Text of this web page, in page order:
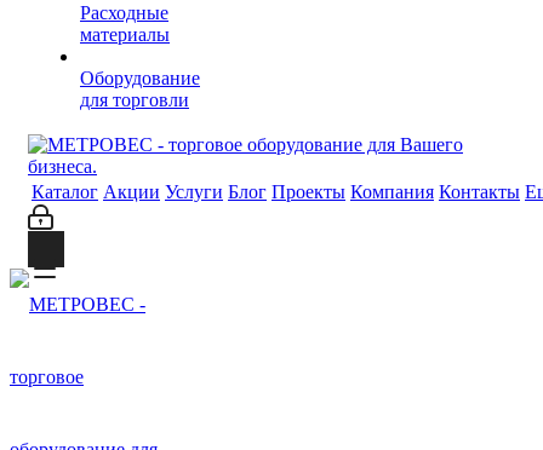
Расходные
материалы
Оборудование
для торговли
Каталог Акции Услуги Блог Проекты Компания Контакты